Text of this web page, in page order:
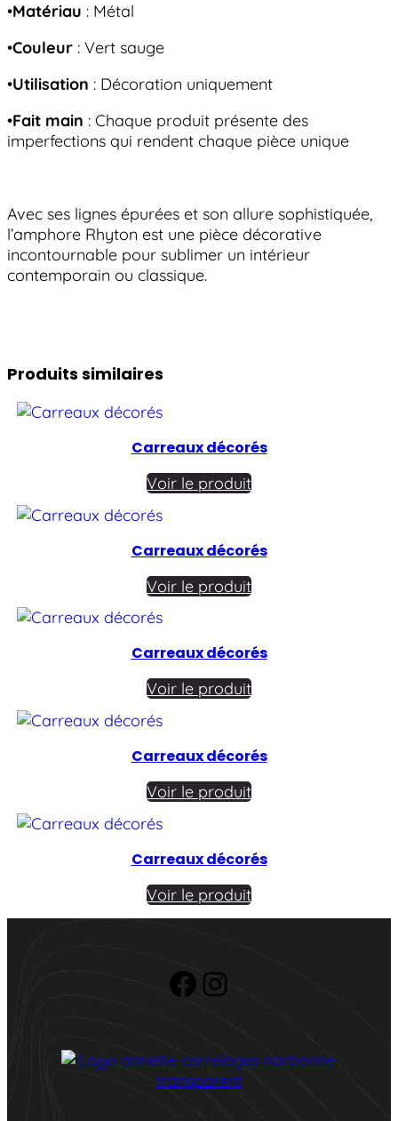
•Matériau : Métal
•Couleur : Vert sauge
•Utilisation : Décoration uniquement
•Fait main : Chaque produit présente des
imperfections qui rendent chaque pièce unique
Avec ses lignes épurées et son allure sophistiquée,
l’amphore Rhyton est une pièce décorative
incontournable pour sublimer un intérieur
contemporain ou classique.
Produits similaires
Carreaux décorés
Voir le produit
Carreaux décorés
Voir le produit
Carreaux décorés
Voir le produit
Carreaux décorés
Voir le produit
Carreaux décorés
Voir le produit
Facebook
Instagram